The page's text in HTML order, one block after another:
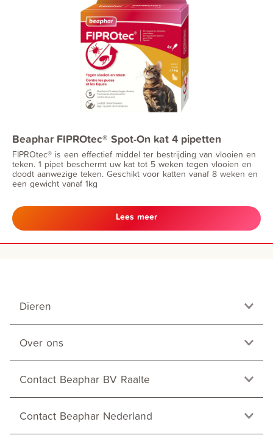
Beaphar FIPROtec® Spot-On kat 4 pipetten
FIPROtec® is een effectief middel ter bestrijding van vlooien en
teken. 1 pipet beschermt uw kat tot 5 weken tegen vlooien en
doodt aanwezige teken. Geschikt voor katten vanaf 8 weken en
een gewicht vanaf 1kg
Lees meer
Dieren
Over ons
Contact Beaphar BV Raalte
Contact Beaphar Nederland